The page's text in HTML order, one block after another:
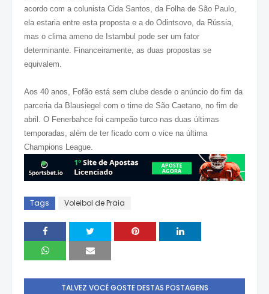
acordo com a colunista Cida Santos, da Folha de São Paulo
ela estaria entre esta proposta e a do Odintsovo, da Rússia,
mas o clima ameno de Istambul pode ser um fator
determinante. Financeiramente, as duas propostas se
equivalem.
Aos 40 anos, Fofão está sem clube desde o anúncio do fim da
parceria da Blausiegel com o time de São Caetano, no fim de
abril. O Fenerbahce foi campeão turco nas duas últimas
temporadas, além de ter ficado com o vice na última
Champions League.
Tags Voleibol de Praia
TALVEZ VOCÊ GOSTE DESTAS POSTAGENS